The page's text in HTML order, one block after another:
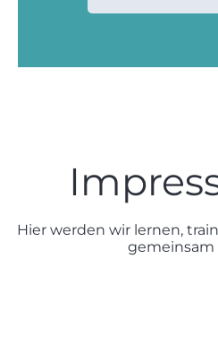
Hier werden wir lernen,
gemeinsam